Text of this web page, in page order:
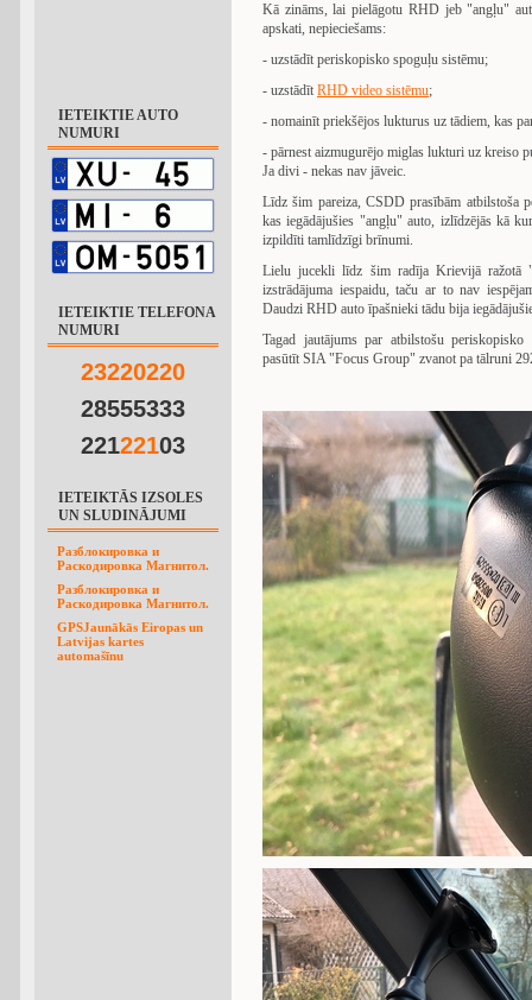
IETEIKTIE AUTO
NUMURI
IETEIKTIE TELEFONA
NUMURI
23220220
28555333
22122103
IETEIKTĀS IZSOLES
UN SLUDINĀJUMI
Разблокировка и
Раскодировка Магнитол.
Разблокировка и
Раскодировка Магнитол.
GPSJaunākās Eiropas un
Latvijas kartes
automašīnu
Kā zināms, lai pielāgotu RHD jeb "angļu"
apskati, nepieciešams:
- uzstādīt periskopisko spoguļu sistēmu;
- uzstādīt RHD video sistēmu;
- nomainīt priekšējos lukturus uz tādiem, kas
- pārnest aizmugurējo miglas lukturi uz kreiso
Ja divi - nekas nav jāveic.
Līdz šim pareiza, CSDD prasībām atbilstoša
kas iegādājušies "angļu" auto, izlīdzējās kā
izpildīti tamlīdzīgi brīnumi.
Lielu jucekli līdz šim radīja Krievijā ražotā
izstrādājuma iespaidu, taču ar to nav
Daudzi RHD auto īpašnieki tādu bija
Tagad jautājums par atbilstošu
pasūtīt SIA "Focus Group" zvanot pa tālruni